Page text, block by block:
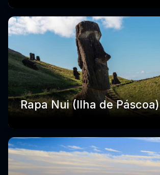
Rapa Nui (Ilha de Páscoa)